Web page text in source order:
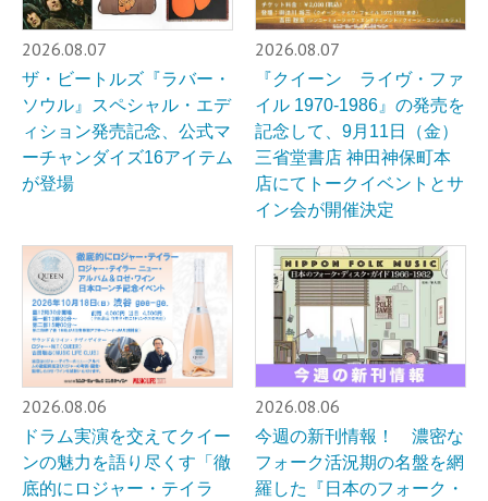
2026.08.07
ザ・ビートルズ『ラバー・
ソウル』スペシャル・エデ
ィション発売記念、公式マ
ーチャンダイズ16アイテム
が登場
2026.08.07
『クイーン ライヴ・ファ
イル 1970-1986』の発売を
記念して、9月11日（金）
三省堂書店 神田神保町本
店にてトークイベントとサ
イン会が開催決定
2026.08.06
ドラム実演を交えてクイー
ンの魅力を語り尽くす「徹
底的にロジャー・テイラ
2026.08.06
今週の新刊情報！ 濃密な
フォーク活況期の名盤を網
羅した『日本のフォーク・